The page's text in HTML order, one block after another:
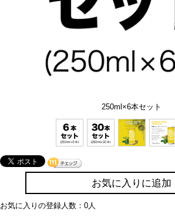
250ml×6本セット
お気に入りに追加
お気に入りの登録人数：0人